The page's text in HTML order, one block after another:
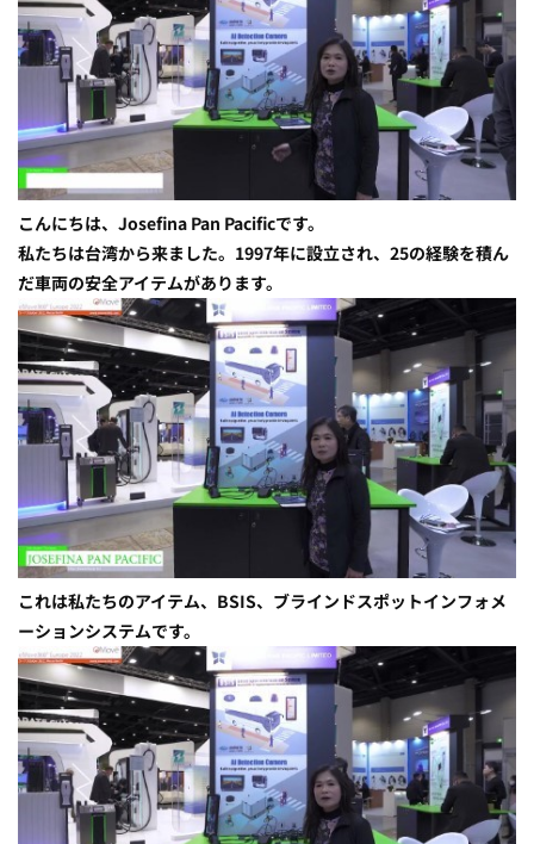
こんにちは、Josefina Pan Pacificです。
私たちは台湾から来ました。1997年に設立され、25の経験を積ん
だ車両の安全アイテムがあります。
これは私たちのアイテム、BSIS、ブラインドスポットインフォメ
ーションシステムです。